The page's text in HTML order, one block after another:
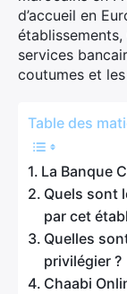
d’accueil en
services
coutumes et
Table des
La Banque
Quels sont
par cet
Quelles
privilégier ?
Chaabi